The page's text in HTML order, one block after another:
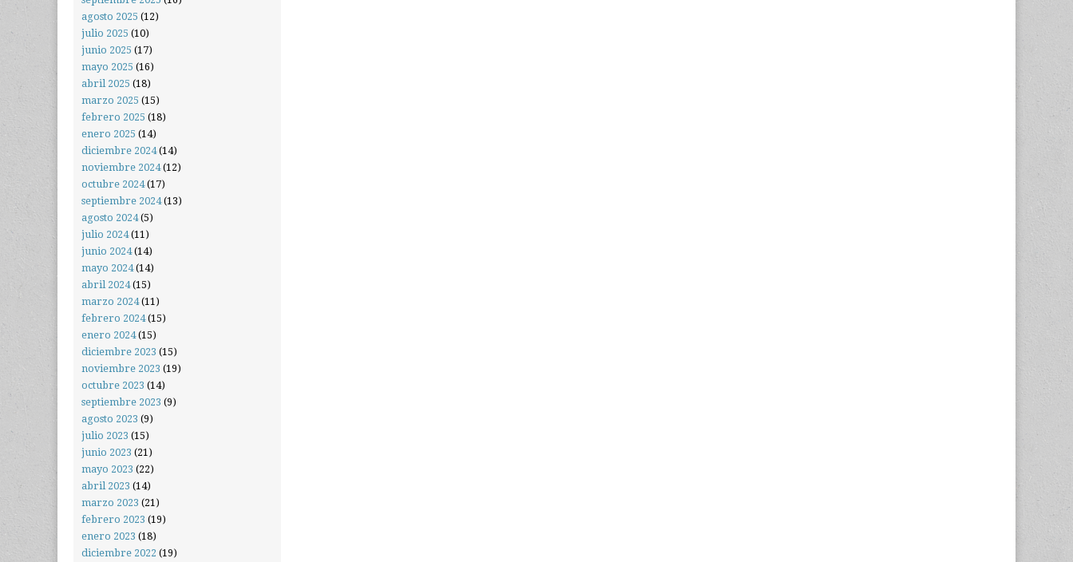
agosto 2025 (12)
julio 2025 (10)
junio 2025 (17)
mayo 2025 (16)
abril 2025 (18)
marzo 2025 (15)
febrero 2025 (18)
enero 2025 (14)
diciembre 2024(14)
noviembre 2024(12)
octubre 2024(17)
septiembre 2024(13)
agosto 2024(5)
julio 2024(11)
junio 2024(14)
mayo 2024(14)
abril 2024(15)
marzo 2024(11)
febrero 2024(15)
enero 2024(15)
diciembre 2023 (15)
noviembre 2023 (19)
octubre 2023 (14)
septiembre 2023 (9)
agosto 2023 (9)
julio 2023 (15)
junio 2023 (21)
mayo 2023 (22)
abril 2023 (14)
marzo 2023 (21)
febrero 2023 (19)
enero 2023 (18)
diciembre 2022 (19)